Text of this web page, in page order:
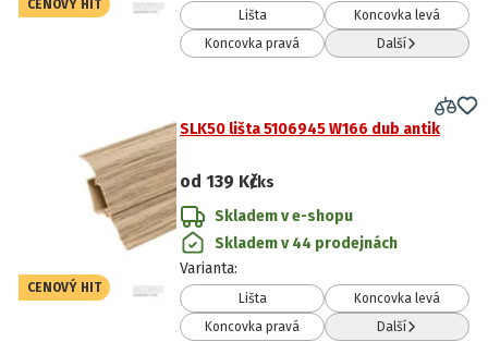
CENOVÝ HIT
Lišta
Koncovka levá
Koncovka pravá
Další
CENOVÝ HIT
SLK50 lišta 5106945 W166 dub antik
od 139 Kč/ks
Skladem v e-shopu
Skladem v 44 prodejnách
Varianta:
Lišta
Koncovka levá
Koncovka pravá
Další